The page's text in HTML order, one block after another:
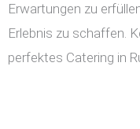
Erwartungen zu
Erlebnis zu schaffen.
perfektes Catering in